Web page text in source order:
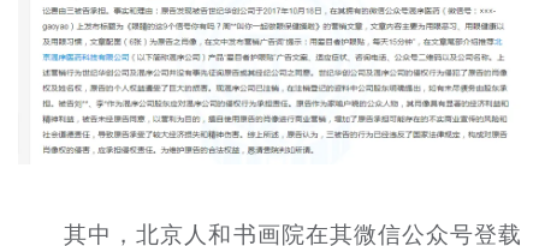
其中，北京人和书画院在其微信公众号登载